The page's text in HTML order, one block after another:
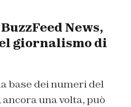
News,
giornalismo di
base dei numeri del
ancora una volta, può